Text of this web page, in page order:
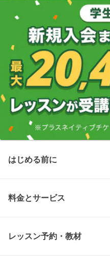
はじめる前に
料金とサービス
レッスン予約・教材